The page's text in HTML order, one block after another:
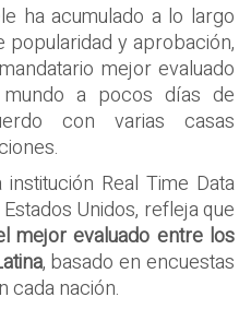
ha acumulado a lo largo
y aprobación,
mejor evaluado
a pocos días de
con varias casas
Real Time Data
Unidos, refleja que
mejor evaluado entre los
, basado en encuestas
cada nación.